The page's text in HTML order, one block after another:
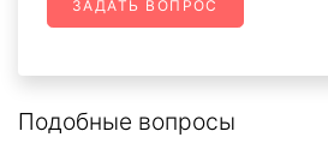
ЗАДАТЬ ВОПРОС
Подобные вопросы